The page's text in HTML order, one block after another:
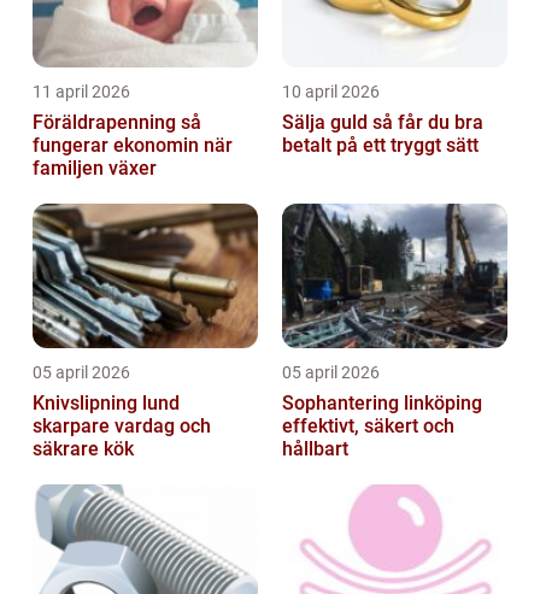
11 april 2026
Föräldrapenning så
fungerar ekonomin när
familjen växer
10 april 2026
Sälja guld så får du bra
betalt på ett tryggt sätt
05 april 2026
Knivslipning lund
skarpare vardag och
säkrare kök
05 april 2026
Sophantering linköping
effektivt, säkert och
hållbart